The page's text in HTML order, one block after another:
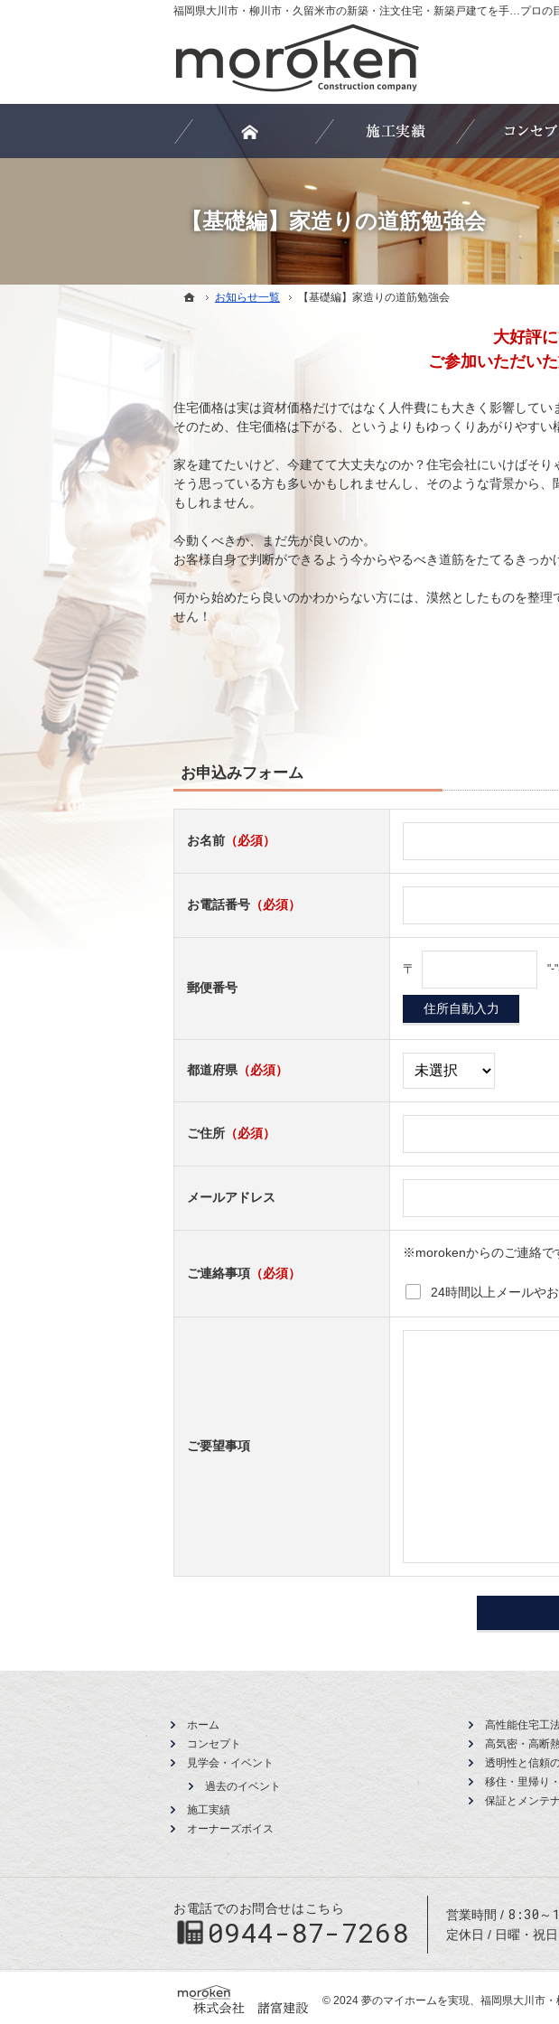
【基礎編】家造りの道筋勉強会
福岡県大川市・柳川市・久留米市の新築・注文住宅・新築戸建てを手がける工務店なら諸富建設
ホーム
お知らせ一覧 【基礎編】家造りの道筋勉強会
大好評
ご参加いただい
住宅価格は実は資材価格だけではなく人件費にも大きく影響してい
そのため、住宅価格は下がる、というよりもゆっくりあがりやすい
家を建てたいけど、今建てて大丈夫なのか？住宅会社にいけばそり
そう思っている方も多いかもしれませんし、そのような背景から
もしれません。
今動くべきか、まだ先が良いのか。
お客様自身で判断ができるよう今からやるべき道筋をたてるきっか
何から始めたら良いのかわからない方には、漠然としたものを整理
せん！
お申込みフォーム
お名前 （必須）
お電話番号 （必須）
郵便番号
〒 "-
都道府県 （必須）
ご住所 （必須）
メールアドレス
ご連絡事項 （必須）
※morokenからのご連絡で
24時間以上メールや
ご要望事項
ホームお知らせ一覧 【基礎編】家造りの道筋勉強会
ホーム
コンセプト
見学会・イベント
過去のイベント
施工実績
オーナーズボイス
高性能住宅工
高気密・高断
透明性と信頼
移住・里帰り
保証とメンテ
お電話でのお問合せはこちら
0944-87-7268 営業時間 8:30～
定休日 日曜・祝
© 2024 夢のマイホームを実現、 福岡県大川市